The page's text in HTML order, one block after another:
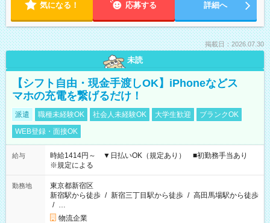
気になる！ 応募する 詳細へ
掲載日：2026.07.30
未読
【シフト自由・現金手渡しOK】iPhoneなどス
マホの充電を繋げるだけ！
派遣 職種未経験OK 社会人未経験OK 大学生歓迎
ブランクOK
WEB登録・面接OK
給与
時給1414円～ ▼日払いOK（規定あり） ■初勤務手当あり
※規定による
勤務地
東京都新宿区
新宿駅から徒歩 / 新宿三丁目駅から徒歩 / 高田馬場駅から徒歩
/ …
物流企業